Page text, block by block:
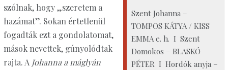
Szent Johanna –
TOMPOS KÁTYA / KISS
EMMA e. h. I Szent
Domokos – BLASKÓ
PÉTER I Hordók anyja –
szólnak, hogy „szeretem a
hazámat”. Sokan értetlenül
fogadták ezt a gondolatomat,
mások nevettek, gúnyolódtak
rajta. A Johanna a máglyán